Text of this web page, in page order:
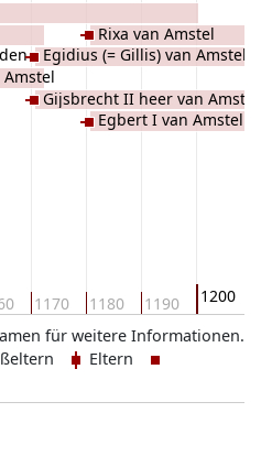
1170 1180 1190 1200
Egidius (= Gillis) van Amstel
Gijsbrecht II heer van Amstel
Rixa van Amstel
Egbert I van Amstel
für weitere Informationen.
Eltern